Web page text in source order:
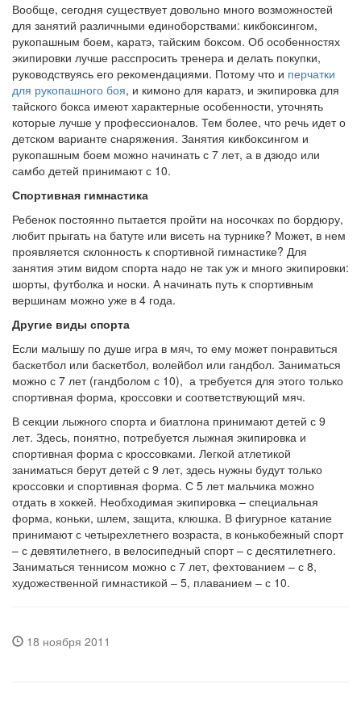
Вообще, сегодня существует довольно много возможностей
для занятий различными единоборствами: кикбоксингом,
рукопашным боем, каратэ, тайским боксом. Об особенностях
экипировки лучше расспросить тренера и делать покупки,
руководствуясь его рекомендациями. Потому что и перчатки
для рукопашного боя, и кимоно для каратэ, и экипировка для
тайского бокса имеют характерные особенности, уточнять
которые лучше у профессионалов. Тем более, что речь идет о
детском варианте снаряжения. Занятия кикбоксингом и
рукопашным боем можно начинать с 7 лет, а в дзюдо или
самбо детей принимают с 10.
Спортивная гимнастика
Ребенок постоянно пытается пройти на носочках по бордюру,
любит прыгать на батуте или висеть на турнике? Может, в нем
проявляется склонность к спортивной гимнастике? Для
занятия этим видом спорта надо не так уж и много экипировки:
шорты, футболка и носки. А начинать путь к спортивным
вершинам можно уже в 4 года.
Другие виды спорта
Если малышу по душе игра в мяч, то ему может понравиться
баскетбол или баскетбол, волейбол или гандбол. Заниматься
можно с 7 лет (гандболом с 10), а требуется для этого только
спортивная форма, кроссовки и соответствующий мяч.
В секции лыжного спорта и биатлона принимают детей с 9
лет. Здесь, понятно, потребуется лыжная экипировка и
спортивная форма с кроссовками. Легкой атлетикой
заниматься берут детей с 9 лет, здесь нужны будут только
кроссовки и спортивная форма. С 5 лет мальчика можно
отдать в хоккей. Необходимая экипировка – специальная
форма, коньки, шлем, защита, клюшка. В фигурное катание
принимают с четырехлетнего возраста, в конькобежный спорт
– с девятилетнего, в велосипедный спорт – с десятилетнего.
Заниматься теннисом можно с 7 лет, фехтованием – с 8,
художественной гимнастикой – 5, плаванием – с 10.
18 ноября 2011